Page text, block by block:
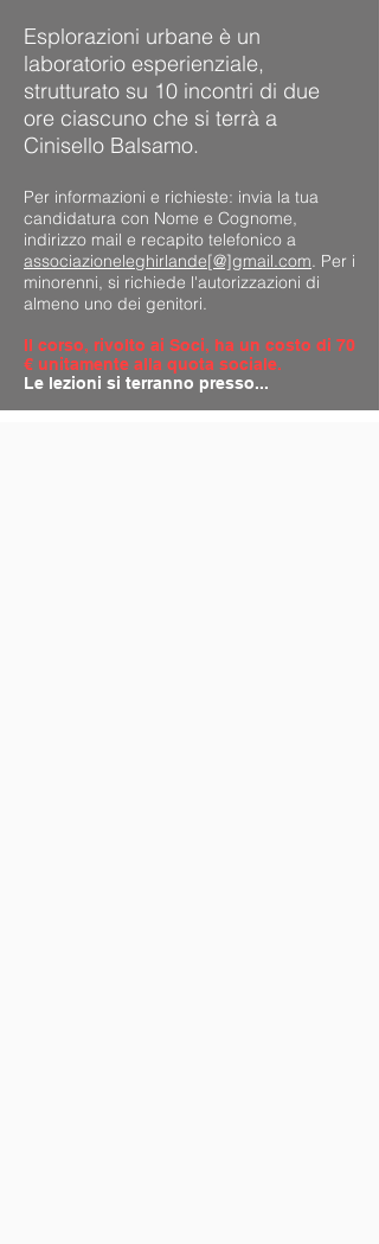
Esplorazioni urbane è un
laboratorio esperienziale,
strutturato su 10 incontri di due
ore ciascuno che si terrà a
Cinisello Balsamo.
Per informazioni e richieste: invia la tua
candidatura con Nome e Cognome,
indirizzo mail e recapito telefonico a
associazioneleghirlande[@]gmail.com. Per i
minorenni, si richiede l'autorizzazioni di
almeno uno dei genitori.
Il corso, rivolto ai Soci, ha un costo di 70
€ unitamente alla quota sociale.
Le lezioni si terranno presso...